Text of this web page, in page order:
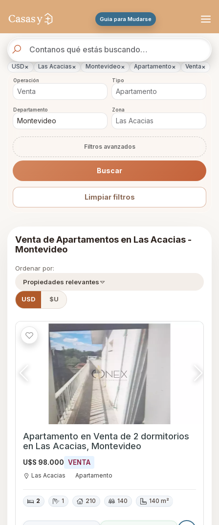
Guia para Mudarse
de
propiedades
USD× Las Acacias× Montevideo× Apartamento× Venta×
Operación Tipo
Departamento Zona
Filtros avanzados
Buscar
Limpiar filtros
Venta de Apartamentos en Las Acacias -
Montevideo
Ordenar por:
Propiedades relevantes
USD $U
Apartamento en Venta de 2 dormitorios
en Las Acacias, Montevideo
U$S 98.000 VENTA
Las Acacias Apartamento
2 1 210 140 140 m²